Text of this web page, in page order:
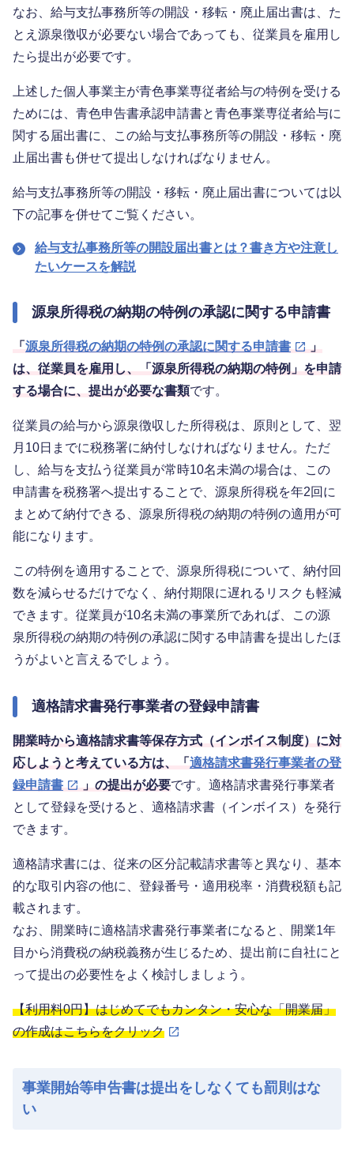
なお、給与支払事務所等の開設・移転・廃止届出書は、た
とえ源泉徴収が必要ない場合であっても、従業員を雇用し
たら提出が必要です。
上述した個人事業主が青色事業専従者給与の特例を受ける
ためには、青色申告書承認申請書と青色事業専従者給与に
関する届出書に、この給与支払事務所等の開設・移転・廃
止届出書も併せて提出しなければなりません。
給与支払事務所等の開設・移転・廃止届出書については以
下の記事を併せてご覧ください。
給与支払事務所等の開設届出書とは？書き方や注意し
たいケースを解説
源泉所得税の納期の特例の承認に関する申請書
「 源泉所得税の納期の特例の承認に関する申請書
」
は、従業員を雇用し、「源泉所得税の納期の特例」を申請
する場合に、提出が必要な書類です。
従業員の給与から源泉徴収した所得税は、原則として、翌
月10日までに税務署に納付しなければなりません。ただ
し、給与を支払う従業員が常時10名未満の場合は、この
申請書を税務署へ提出することで、源泉所得税を年2回に
まとめて納付できる、源泉所得税の納期の特例の適用が可
能になります。
この特例を適用することで、源泉所得税について、納付回
数を減らせるだけでなく、納付期限に遅れるリスクも軽減
できます。従業員が10名未満の事業所であれば、この源
泉所得税の納期の特例の承認に関する申請書を提出したほ
うがよいと言えるでしょう。
適格請求書発行事業者の登録申請書
開業時から適格請求書等保存方式（インボイス制度）に対
応しようと考えている方は、「 適格請求書発行事業者の登
録申請書
」の提出が必要です。適格請求書発行事業者
として登録を受けると、適格請求書（インボイス）を発行
できます。
適格請求書には、従来の区分記載請求書等と異なり、基本
的な取引内容の他に、登録番号・適用税率・消費税額も記
載されます。
なお、開業時に適格請求書発行事業者になると、開業1年
目から消費税の納税義務が生じるため、提出前に自社にと
って提出の必要性をよく検討しましょう。
【利用料0円】はじめてでもカンタン・安心な「開業届」
の作成はこちらをクリック
事業開始等申告書は提出をしなくても罰則はな
い